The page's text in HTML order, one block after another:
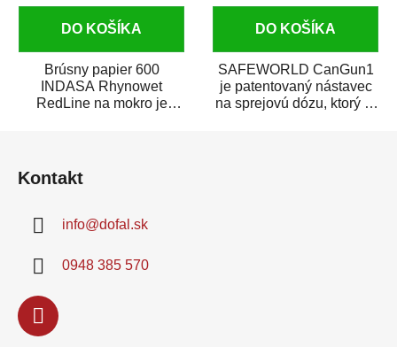
DO KOŠÍKA
Brúsny papier 600
INDASA Rhynowet
RedLine na mokro je
DO KOŠÍKA
SAFEWORLD CanGun1
je patentovaný nástavec
na sprejovú dózu, ktorý ju
Kontakt
info@dofal.sk
0948 385 570